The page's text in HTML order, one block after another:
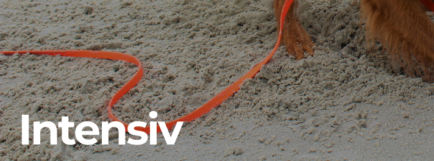
Intensiv